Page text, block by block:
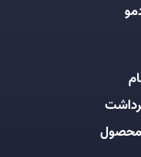
محصول